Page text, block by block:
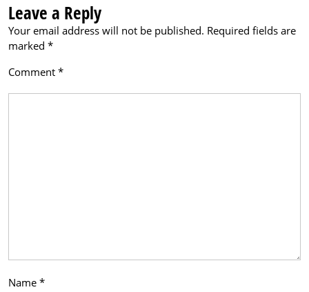
Leave a Reply
Your email address will not be published. Required fields are
marked *
Comment *
Name *